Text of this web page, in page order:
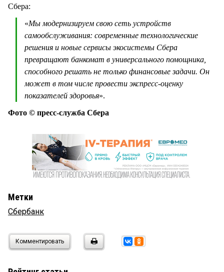
Сбера:
«Мы модернизируем свою сеть устройств
самообслуживания: современные технологические
решения и новые сервисы экосистемы Сбера
превращают банкомат в универсального помощника,
способного решать не только финансовые задачи. Он
может в том числе провести экспресс-оценку
показателей здоровья».
Фото © пресс-служба Сбера
Метки
Сбербанк
Комментировать